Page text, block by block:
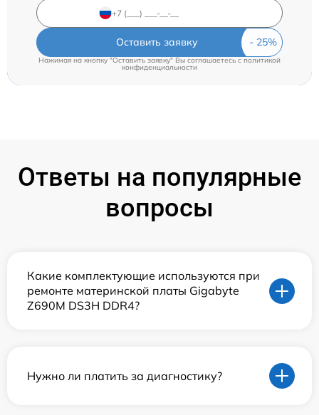
Оставить заявку
Нажимая на кнопку "Оставить заявку" Вы соглашаетесь c политикой
конфиденциальности
Ответы на популярные
вопросы
Какие комплектующие используются при
ремонте материнской платы Gigabyte
Z690M DS3H DDR4?
Нужно ли платить за диагностику?